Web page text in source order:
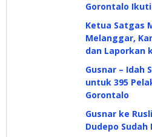
Gorontalo
Ketua Satgas
Melanggar,
dan Laporkan
Gusnar – Idah
untuk 395
Gorontalo
Gusnar ke
Dudepo Sudah